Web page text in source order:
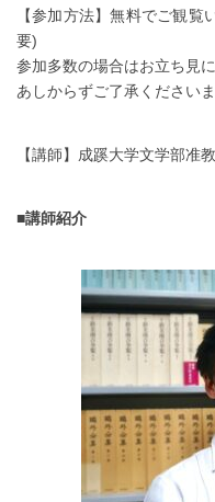
【参加方法】無料でご観
要)
参加多数の場合はお立ち見
あしからずご了承くださいま
【講師】成蹊大学文学部
■講師紹介